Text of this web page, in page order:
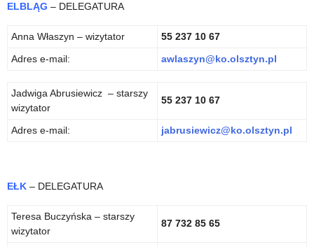
ELBLĄG – DELEGATURA
Anna Właszyn – wizytator
55 237 10 67
Adres e-mail:
awlaszyn@ko.olsztyn.pl
Jadwiga Abrusiewicz – starszy
wizytator
55 237 10 67
Adres e-mail: jabrusiewicz@ko.olsztyn.pl
EŁK – DELEGATURA
Teresa Buczyńska – starszy
wizytator
87 732 85 65